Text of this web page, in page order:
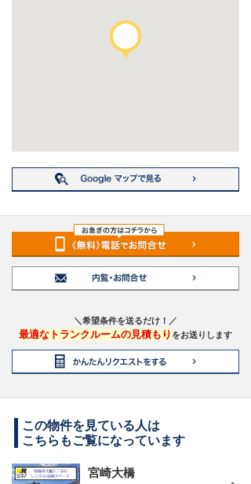
＼希望条件を送るだけ！／
最適なトランクルームの見積もり をお送りします
この物件を見ている人は
こちらもご覧になっています
宮崎大橋